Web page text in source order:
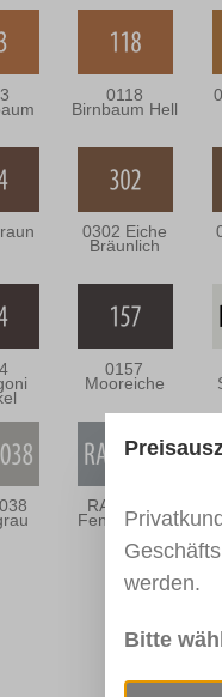
0118
Birnbaum Hell
0302 Eiche
Bräunlich
0157
Mooreiche
RAL 7040
Fenstergrau
werden.
Bitte